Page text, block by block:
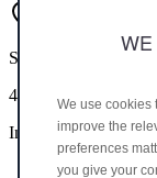
STELLANTIS
46.340,01 €
Inkl. MwSt.
We use cookies
improve the
preferences
you give your